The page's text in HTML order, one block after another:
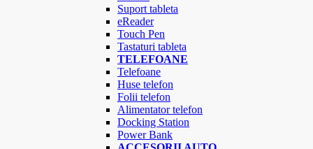
Suport tableta
eReader
Touch Pen
Tastaturi tableta
TELEFOANE
Telefoane
Huse telefon
Folii telefon
Alimentator telefon
Docking Station
Power Bank